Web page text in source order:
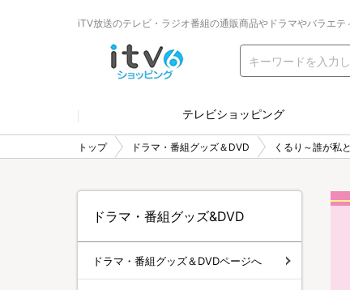
iTV放送のテレビ・ラジオ番組の通販商品やドラマやバラエテ
テレビショッピング
トップ ドラマ・番組グッズ＆DVD くるり～誰が私
ドラマ・番組グッズ&DVD
ドラマ・番組グッズ＆DVDページへ